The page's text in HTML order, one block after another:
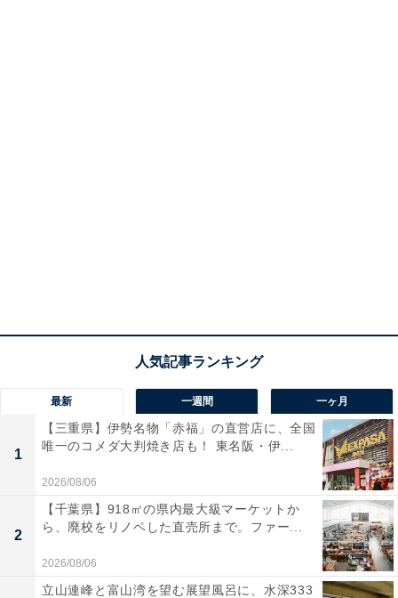
最新 一週間 一ヶ月
1
【三重県】伊勢名物「赤福」の直営店に、全国
唯一のコメダ大判焼き店も！ 東名阪・伊...
2026/08/06
2
【千葉県】918㎡の県内最大級マーケットか
ら、廃校をリノベした直売所まで。ファー...
2026/08/06
立山連峰と富山湾を望む展望風呂に、水深333